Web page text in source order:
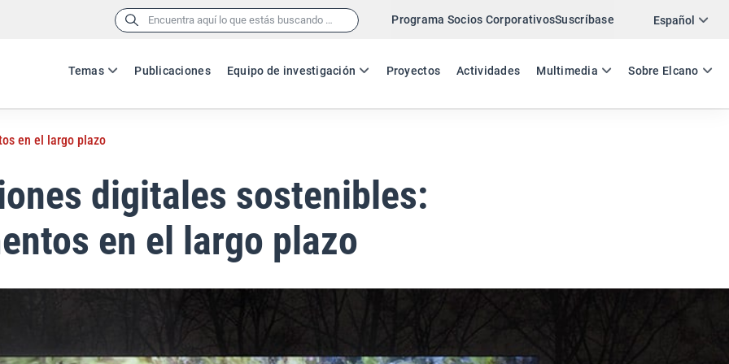
Buscar: Programa Socios CorporativosSuscríbase Español
ES EN
Temas Publicaciones Equipo de investigación Proyectos Actividades Multimedia Sobre Elcano
Twitter
en el largo plazo
digitales sostenibles:
en el largo plazo